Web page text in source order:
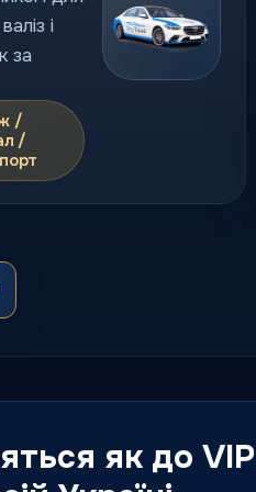
і
за
/
/
як до VIP